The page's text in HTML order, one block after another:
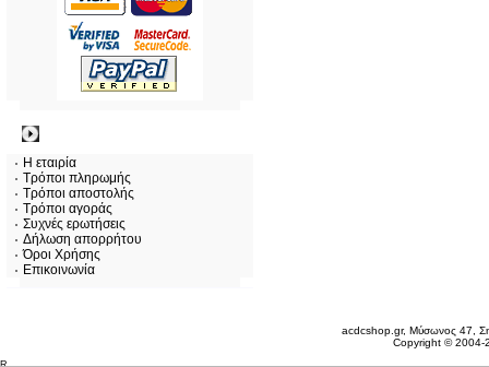
Η εταιρία
Τρόποι πληρωμής
Τρόποι αποστολής
Τρόποι αγοράς
Συχνές ερωτήσεις
Δήλωση απορρήτου
Όροι Χρήσης
Επικοινωνία
acdcshop.gr, Μύσωνος 47,
Copyright ©